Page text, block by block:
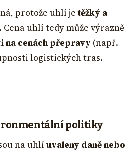
protože uhlí jetěžký a
. Cena uhlí tedy může výrazně
na cenách přepravy (např.
logistických tras.
politiky
na uhlí uvaleny daně nebo